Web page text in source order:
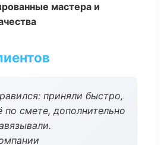
мастера и
приняли быстро,
по смете, дополнительно